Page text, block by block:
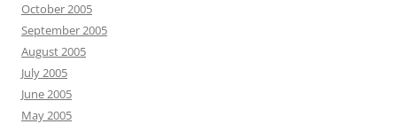
October 2005
September 2005
August 2005
July 2005
June 2005
May 2005